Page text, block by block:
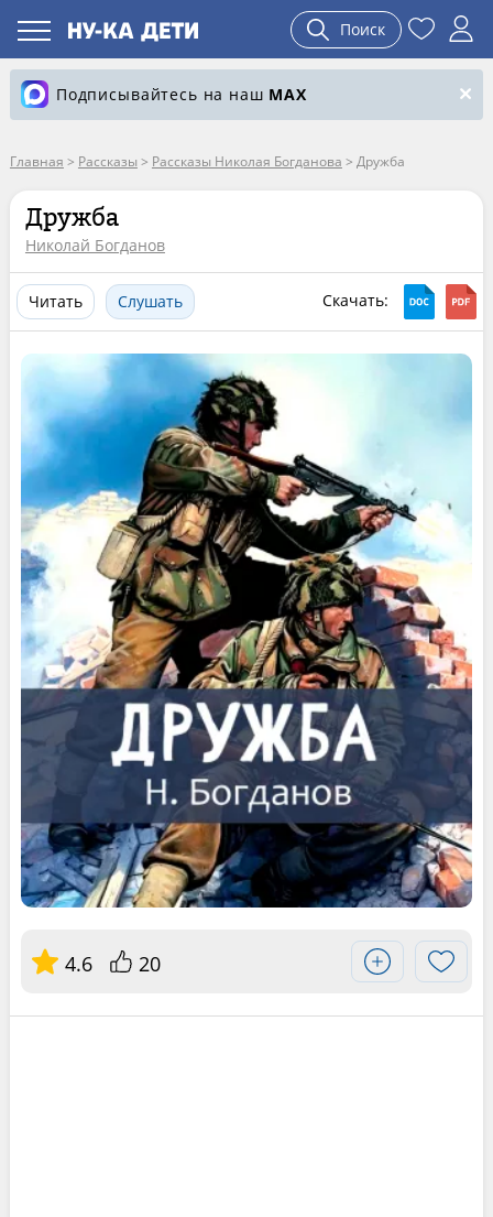
Поиск
Подписывайтесь на наш MAX
Главная > Рассказы > Рассказы Николая Богданова > Дружба
Дружба
Николай Богданов
Читать Слушать Скачать:
4.6 20